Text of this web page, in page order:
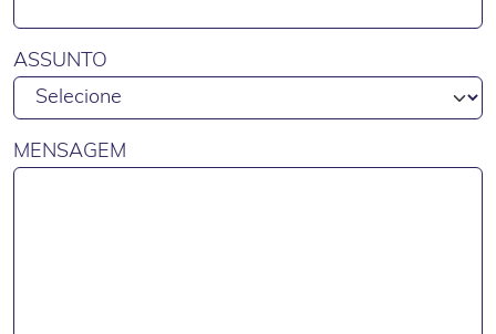
ASSUNTO
MENSAGEM